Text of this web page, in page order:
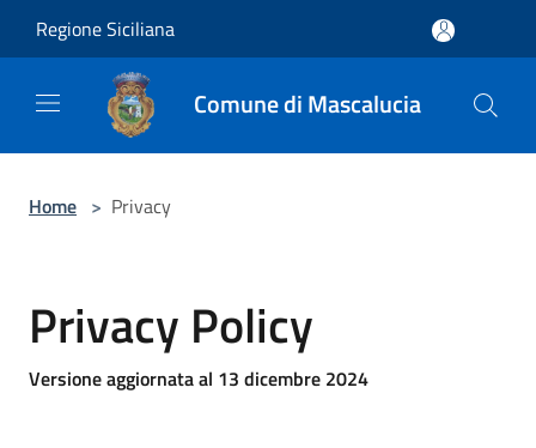
Regione Siciliana
Comune di Mascalucia
Home > Privacy
Privacy Policy
Versione aggiornata al 13 dicembre 2024